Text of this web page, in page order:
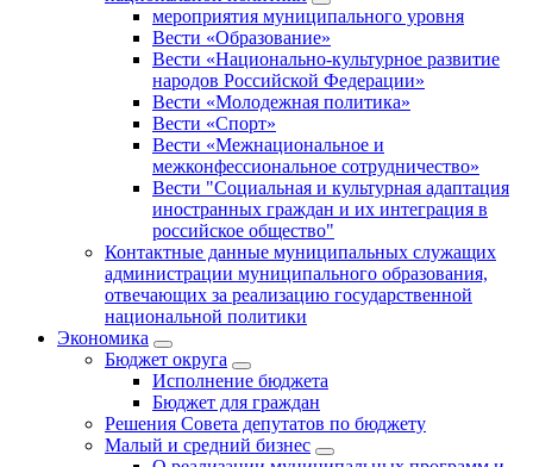
мероприятия муниципального уровня
Вести «Образование»
Вести «Национально-культурное развитие
народов Российской Федерации»
Вести «Молодежная политика»
Вести «Спорт»
Вести «Межнациональное и
межконфессиональное сотрудничество»
Вести "Социальная и культурная адаптация
иностранных граждан и их интеграция в
российское общество"
Контактные данные муниципальных служащих
администрации муниципального образования,
отвечающих за реализацию государственной
национальной политики
Экономика
Бюджет округa
Исполнение бюджета
Бюджет для граждан
Решения Совета депутатов по бюджету
Малый и средний бизнес